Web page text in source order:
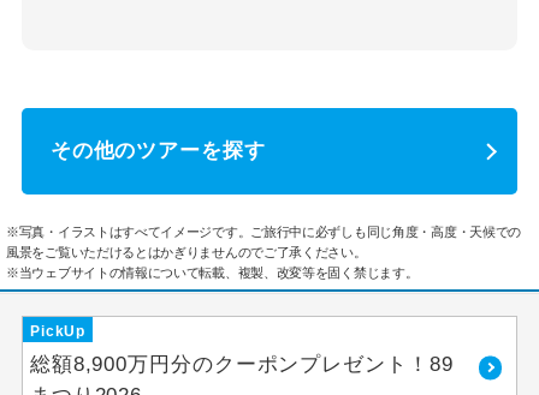
その他のツアーを探す
※写真・イラストはすべてイメージです。ご旅行中に必ずしも同じ角度・高度・天候での
風景をご覧いただけるとはかぎりませんのでご了承ください。
※当ウェブサイトの情報について転載、複製、改変等を固く禁じます。
PickUp
総額8,900万円分のクーポンプレゼント！89